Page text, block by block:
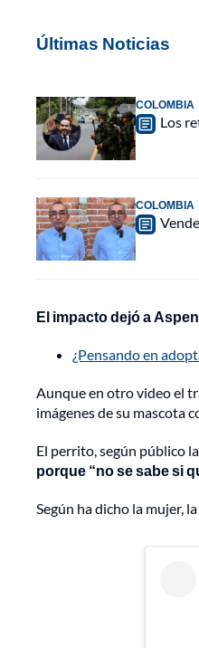
Últimas Noticias
COLOMBIA
Los
COLOMBIA
El impacto dejó a
¿Pensando en
Aunque en otro video el
imágenes de su mascota
El perrito, según público
porque “no se sabe si
Según ha dicho la mujer,